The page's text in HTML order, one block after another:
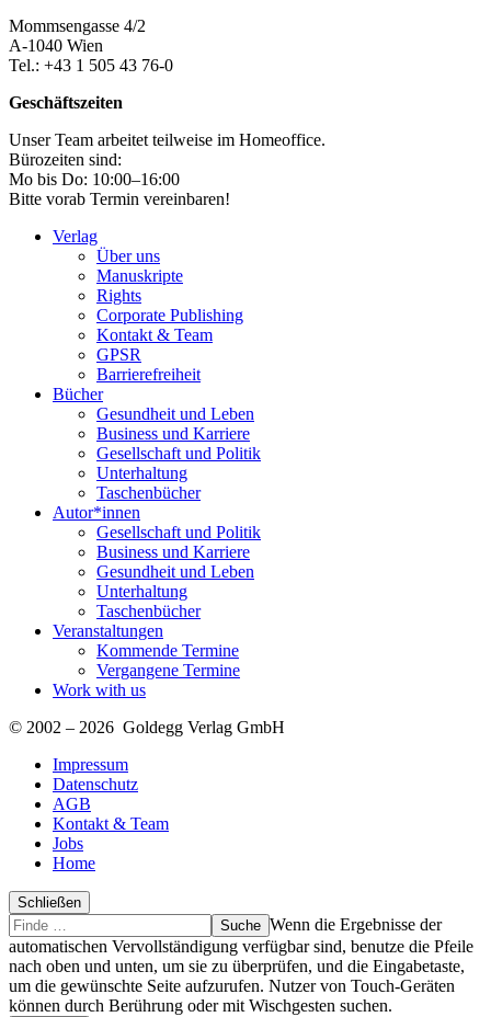
Mommsengasse 4/2
A-1040 Wien
Tel.: +43 1 505 43 76-0
Geschäftszeiten
Unser Team arbeitet teilweise im Homeoffice.
Bürozeiten sind:
Mo bis Do: 10:00–16:00
Bitte vorab Termin vereinbaren!
Verlag
Über uns
Manuskripte
Rights
Corporate Publishing
Kontakt & Team
GPSR
Barrierefreiheit
Bücher
Gesundheit und Leben
Business und Karriere
Gesellschaft und Politik
Unterhaltung
Taschenbücher
Autor*innen
Gesellschaft und Politik
Business und Karriere
Gesundheit und Leben
Unterhaltung
Taschenbücher
Veranstaltungen
Kommende Termine
Vergangene Termine
Work with us
© 2002 – 2026 Goldegg Verlag GmbH
Impressum
Datenschutz
AGB
Kontakt & Team
Jobs
Home
Schließen
Suche
Finde
…
Wenn die Ergebnisse der
automatischen Vervollständigung verfügbar sind, benutze die Pfeile
nach oben und unten, um sie zu überprüfen, und die Eingabetaste,
um die gewünschte Seite aufzurufen. Nutzer von Touch-Geräten
können durch Berührung oder mit Wischgesten suchen.